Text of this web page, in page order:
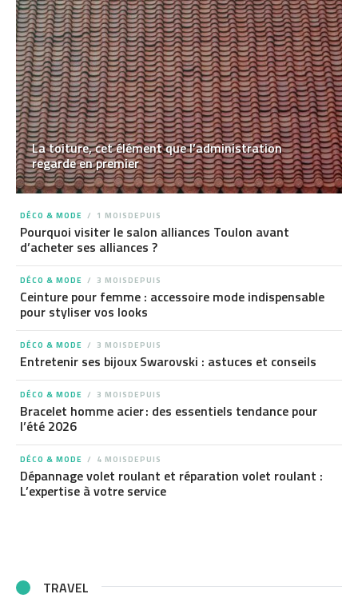
La toiture, cet élément que l’administration
regarde en premier
DÉCO & MODE 1 MOISDEPUIS
Pourquoi visiter le salon alliances Toulon avant
d’acheter ses alliances ?
DÉCO & MODE 3 MOISDEPUIS
Ceinture pour femme : accessoire mode indispensable
pour styliser vos looks
DÉCO & MODE 3 MOISDEPUIS
Entretenir ses bijoux Swarovski : astuces et conseils
DÉCO & MODE 3 MOISDEPUIS
Bracelet homme acier : des essentiels tendance pour
l’été 2026
DÉCO & MODE 4 MOISDEPUIS
Dépannage volet roulant et réparation volet roulant :
L’expertise à votre service
TRAVEL